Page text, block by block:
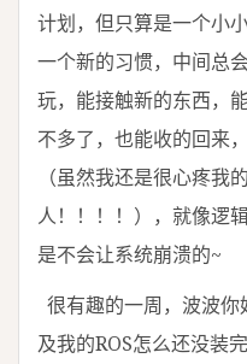
计划，但只算是一个小
一个新的习惯，中间总
玩，能接触新的东西，
不多了，也能收的回来
（虽然我还是很心疼我
人！！！！），就像逻
是不会让系统崩溃的~
很有趣的一周，波波
及我的ROS怎么还没装